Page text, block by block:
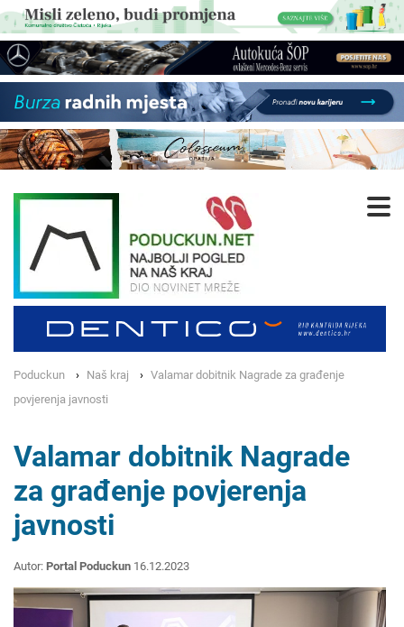
Poduckun Naš kraj
Valamar dobitnik Nagrade za građenje
povjerenja javnosti
Valamar dobitnik Nagrade
za građenje povjerenja
javnosti
Autor: Portal Poduckun 16.12.2023